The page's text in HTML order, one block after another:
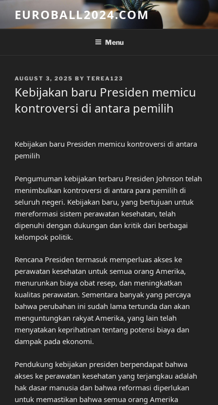
content
EUROBALL2024.COM
Menu
POSTED
AUGUST 3, 2025 BY TEREA123
Kebijakan baru Presiden memicu
kontroversi di antara pemilih
Kebijakan baru Presiden memicu kontroversi di antara
pemilih
Pengumuman kebijakan terbaru Presiden Johnson telah
menimbulkan kontroversi di antara para pemilih di
seluruh negeri. Kebijakan baru, yang bertujuan untuk
mereformasi sistem perawatan kesehatan, telah
dipenuhi dengan dukungan dan kritik dari berbagai
kelompok politik.
Rencana Presiden termasuk memperluas akses ke
perawatan kesehatan untuk semua orang Amerika,
menurunkan biaya obat resep, dan meningkatkan
kualitas perawatan. Sementara banyak yang percaya
bahwa perubahan ini sudah lama tertunda dan akan
menguntungkan rakyat Amerika, yang lain telah
menyatakan keprihatinan tentang potensi biaya dan
dampak pada ekonomi.
Pendukung kebijakan presiden berpendapat bahwa
akses ke perawatan kesehatan yang terjangkau adalah
hak dasar manusia dan bahwa reformasi diperlukan
untuk memastikan bahwa semua orang Amerika